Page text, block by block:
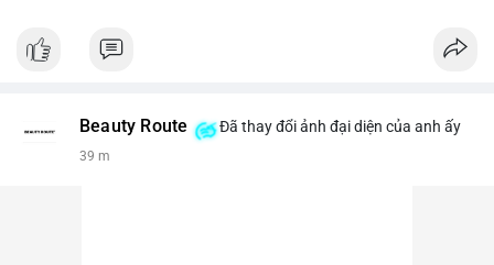
Beauty Route Đã thay đổi ảnh đại diện của anh ấy
39 m